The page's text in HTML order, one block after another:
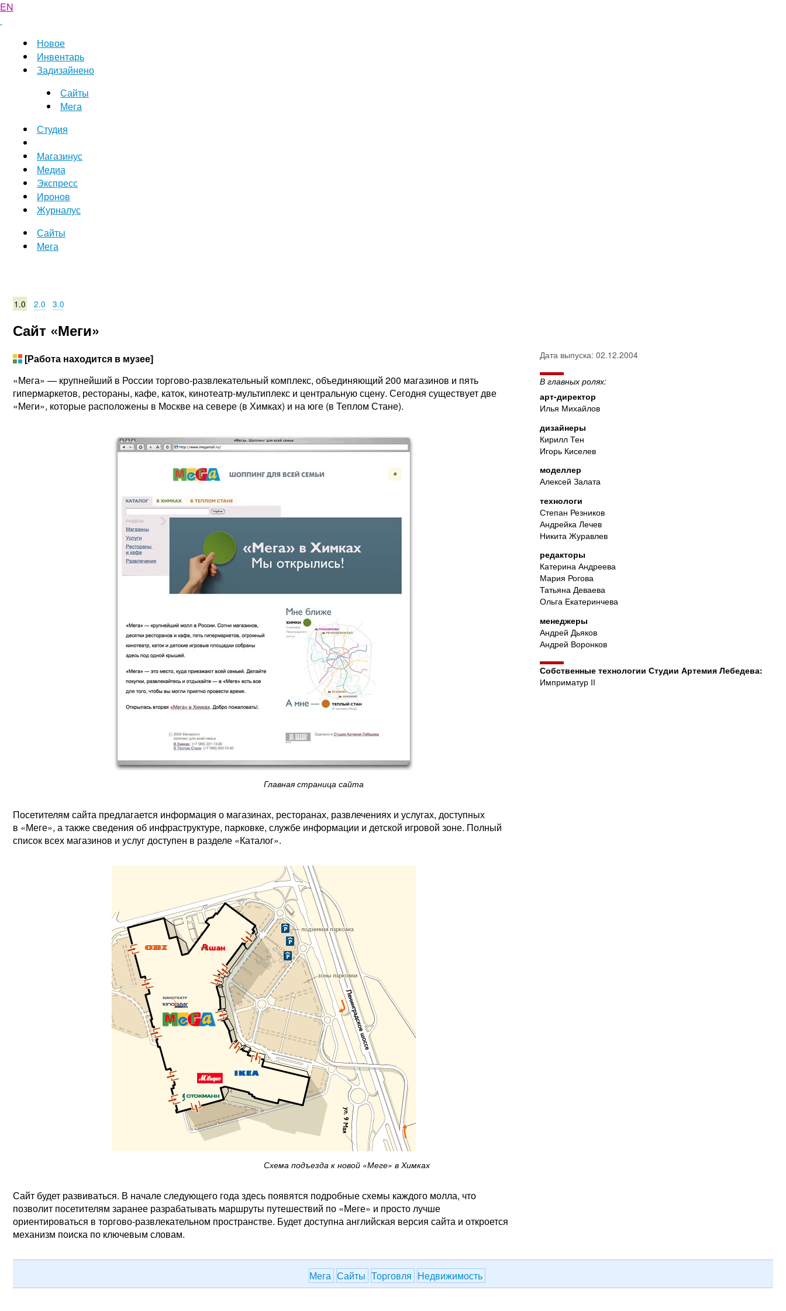
EN
Новое
Инвентарь
Задизайнено
Сайты
Мега
Студия
Магазинус
Медиа
Экспресс
Иронов
Журналус
Сайты
Мега
1.0 2.0 3.0
Сайт «Меги»
[Работа находится в музее]
«Мега» — крупнейший в России торгово-развлекательный комплекс, объединяющий 200 магазинов и пять
гипермаркетов, рестораны, кафе, каток, кинотеатр-мультиплекс и центральную сцену. Сегодня существует две
«Меги», которые расположены в Москве на севере (в Химках) и на юге (в Теплом Стане).
Главная страница сайта
Посетителям сайта предлагается информация о магазинах, ресторанах, развлечениях и услугах, доступных
в «Меге», а также сведения об инфраструктуре, парковке, службе информации и детской игровой зоне. Полный
список всех магазинов и услуг доступен в разделе «Каталог».
Схема подъезда к новой «Меге» в Химках
Сайт будет развиваться. В начале следующего года здесь появятся подробные схемы каждого молла, что
позволит посетителям заранее разрабатывать маршруты путешествий по «Меге» и просто лучше
ориентироваться в торгово-развлекательном пространстве. Будет доступна английская версия сайта и откроется
механизм поиска по ключевым словам.
Дата выпуска: 02.12.2004
В главных ролях:
арт-директор
Илья Михайлов
дизайнеры
Кирилл Тен
Игорь Киселев
моделлер
Алексей Залата
технологи
Степан Резников
Андрейка Лечев
Никита Журавлев
редакторы
Катерина Андреева
Мария Рогова
Татьяна Деваева
Ольга Екатеринчева
менеджеры
Андрей Дьяков
Андрей Воронков
Собственные технологии Студии Артемия Лебедева:
Имприматур II
Мега Сайты Торговля Недвижимость